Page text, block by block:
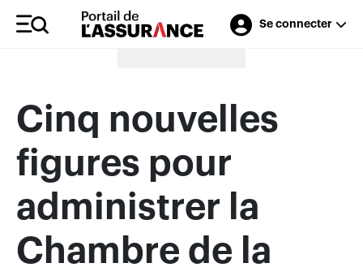
Se connecter
Merci à nos annonceurs
Cinq nouvelles
figures pour
administrer la
Chambre de la